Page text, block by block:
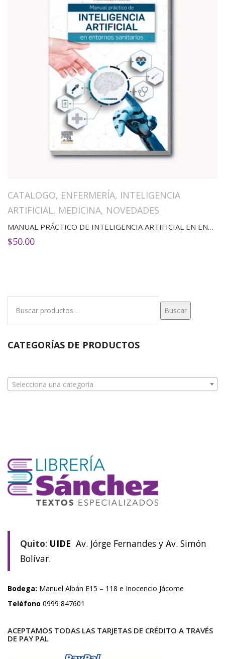
CATALOGO, ENFERMERÍA, INTELIGENCIA
ARTIFICIAL, MEDICINA, NOVEDADES
MANUAL PRÁCTICO DE INTELIGENCIA ARTIFICIAL EN ENTORNOS SANITARIOS(2ED)
$50.00
Buscar
CATEGORÍAS DE PRODUCTOS
Selecciona una categoría
Quito: UIDE Av. Jórge Fernandes y Av. Simón
Bolívar.
Bodega: Manuel Albán E15 – 118 e Inocencio Jácome
Teléfono 0999 847601
ACEPTAMOS TODAS LAS TARJETAS DE CRÉDITO A TRAVÉS
DE PAY PAL